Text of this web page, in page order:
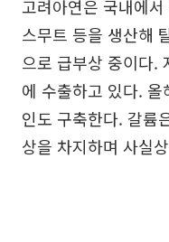
고려아연은 국내에
스무트 등을 생산해
으로 급부상 중이다.
에 수출하고 있다.
인도 구축한다. 갈륨
상을 차지하며 사실